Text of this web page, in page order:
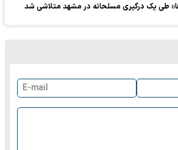
طی یک درگیری مسلحانه در مشهد متلاشی شد